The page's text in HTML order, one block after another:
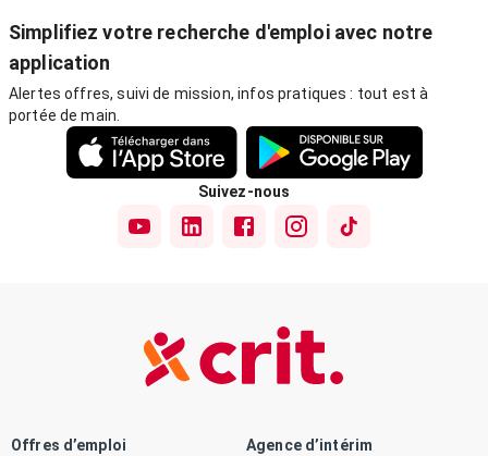
Simplifiez votre recherche d'emploi avec notre
application
Alertes offres, suivi de mission, infos pratiques : tout est à
portée de main.
Suivez-nous
Offres d’emploi Agence d’intérim